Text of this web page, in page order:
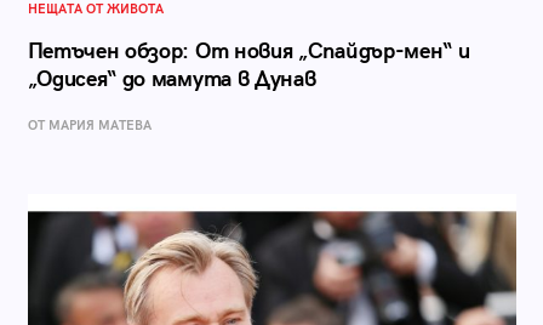
НЕЩАТА ОТ ЖИВОТА
Петъчен обзор: От новия „Спайдър-мен“ и
„Одисея“ до мамута в Дунав
ОТ МАРИЯ МАТЕВА